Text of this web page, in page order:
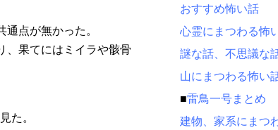
点が無かった。
、果てにはミイラや骸骨
た。
おすすめ怖い話
心霊にまつわる怖
謎な話、不思議な
山にまつわる怖い
■雷鳥一号まとめ
建物、家系にまつ